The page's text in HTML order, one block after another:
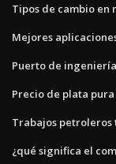
Tipos de cambio en
Mejores
Puerto de ingeniería
Precio de plata
Trabajos petroleros
¿qué significa el